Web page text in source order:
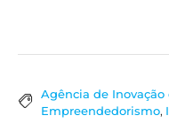
Agência de
Empreendedorismo,